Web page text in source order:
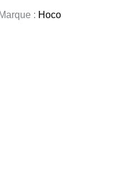
Marque : Hoco